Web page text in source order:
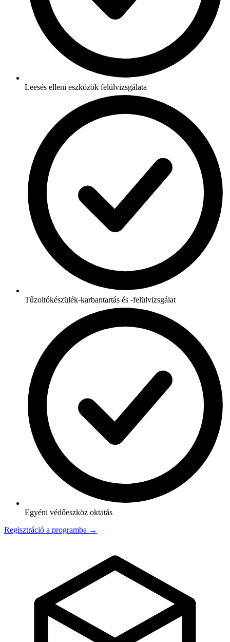
Leesés elleni eszközök felülvizsgálata
Tűzoltókészülék-karbantartás és -felülvizsgálat
Egyéni védőeszköz oktatás
Regisztráció a programba →